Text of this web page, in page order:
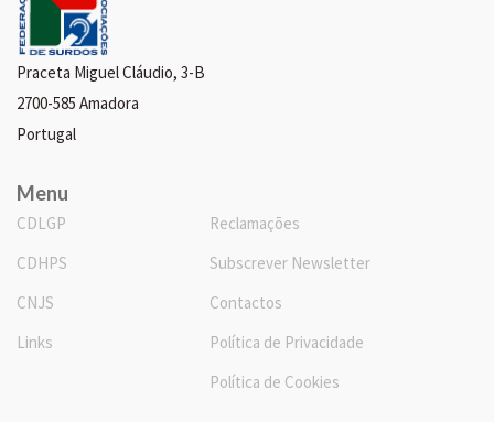
Praceta Miguel Cláudio, 3-B
2700-585 Amadora
Portugal
Menu
CDLGP
CDHPS
CNJS
Links
Reclamações
Subscrever Newsletter
Contactos
Política de Privacidade
Política de Cookies